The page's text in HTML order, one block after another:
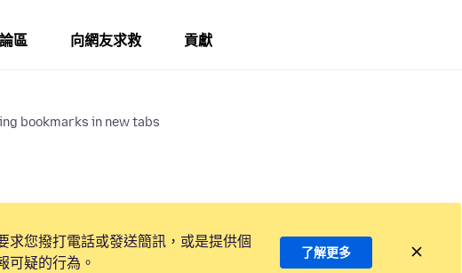
區 向網友求救 貢獻
bookmarks in new tabs
求您撥打電話或發送簡訊，或是提供個
可疑的行為。
了解更多